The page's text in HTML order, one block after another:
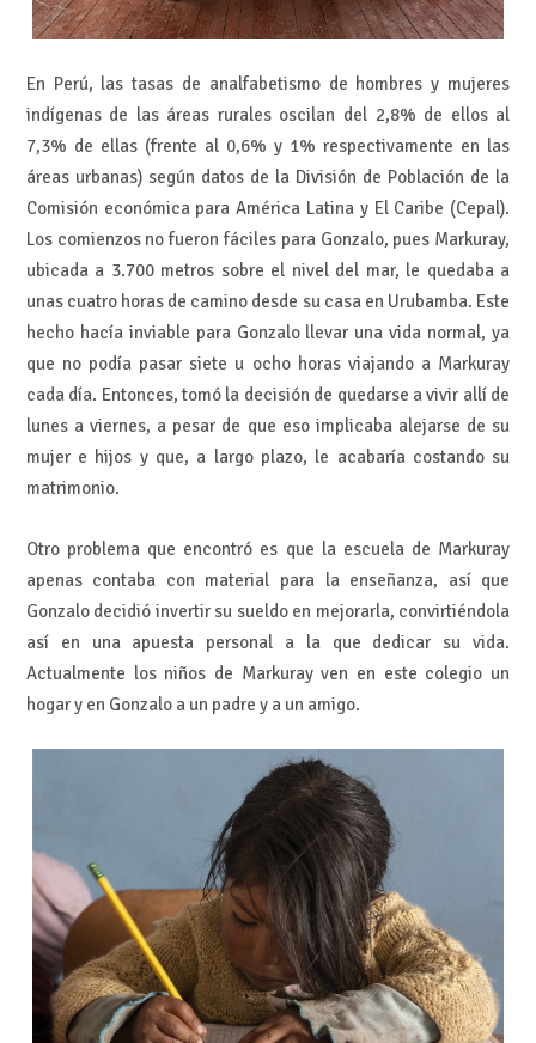
En Perú, las tasas de analfabetismo de hombres y mujeres
indígenas de las áreas rurales oscilan del 2,8% de ellos al
7,3% de ellas (frente al 0,6% y 1% respectivamente en las
áreas urbanas) según datos de la División de Población de la
Comisión económica para América Latina y El Caribe (Cepal).
Los comienzos no fueron fáciles para Gonzalo, pues Markuray,
ubicada a 3.700 metros sobre el nivel del mar, le quedaba a
unas cuatro horas de camino desde su casa en Urubamba. Este
hecho hacía inviable para Gonzalo llevar una vida normal, ya
que no podía pasar siete u ocho horas viajando a Markuray
cada día. Entonces, tomó la decisión de quedarse a vivir allí de
lunes a viernes, a pesar de que eso implicaba alejarse de su
mujer e hijos y que, a largo plazo, le acabaría costando su
matrimonio.
Otro problema que encontró es que la escuela de Markuray
apenas contaba con material para la enseñanza, así que
Gonzalo decidió invertir su sueldo en mejorarla, convirtiéndola
así en una apuesta personal a la que dedicar su vida.
Actualmente los niños de Markuray ven en este colegio un
hogar y en Gonzalo a un padre y a un amigo.